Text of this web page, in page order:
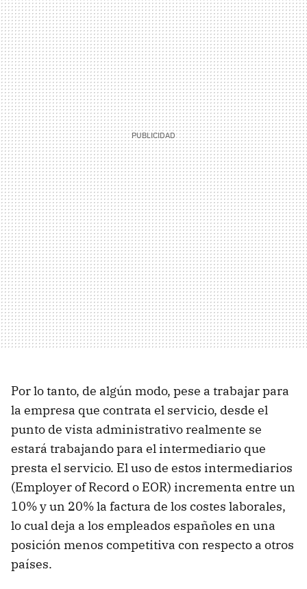
Por lo tanto, de algún modo, pese a trabajar para
la empresa que contrata el servicio, desde el
punto de vista administrativo realmente se
estará trabajando para el intermediario que
presta el servicio. El uso de estos intermediarios
(Employer of Record o EOR) incrementa entre un
10% y un 20% la factura de los costes laborales,
lo cual deja a los empleados españoles en una
posición menos competitiva con respecto a otros
países.